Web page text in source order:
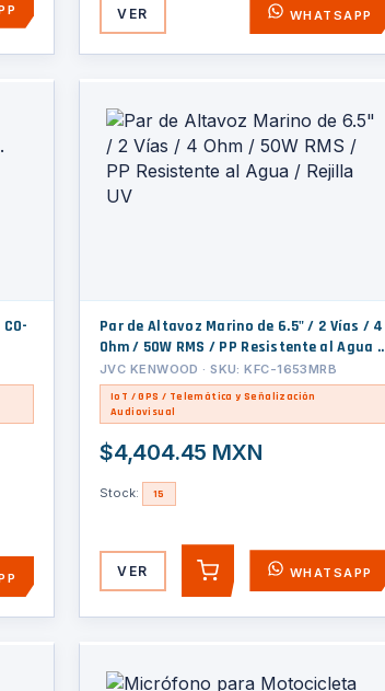
VER WHATSAPP
Par de Altavoz Marino de 6.5" / 2 Vías / 4
Ohm / 50W RMS / PP Resistente al Agua /
Rejilla UV
JVC KENWOOD · SKU: KFC-1653MRB
IoT / GPS / Telemática y Señalización
Audiovisual
$4,404.45 MXN
Stock: 15
VER AGREGARWHATSAPP